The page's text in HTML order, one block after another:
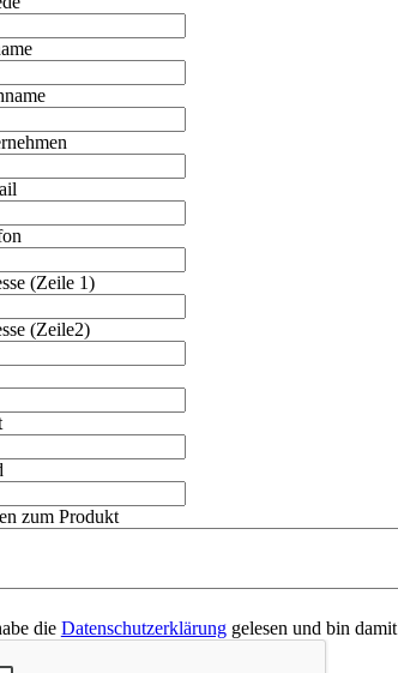
(Zeile 1)
(Zeile2)
zum Produkt
die Datenschutzerklärunggelesen und bin